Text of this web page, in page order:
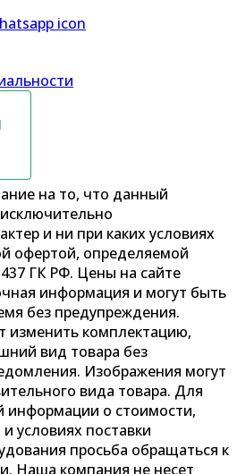
на то, что данный
и ни при каких условиях
офертой, определяемой
ГК РФ. Цены на сайте
информация и могут быть
без предупреждения.
изменить комплектацию,
вид товара без
Изображения могут
вида товара. Для
информации о стоимости,
условиях поставки
просьба обращаться к
Наша компания не несет